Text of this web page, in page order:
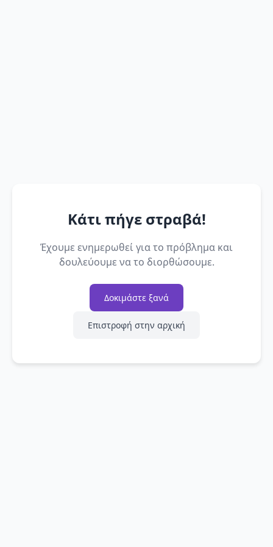
Κάτι πήγε στραβά!
Έχουμε ενημερωθεί για το πρόβλημα και
δουλεύουμε να το διορθώσουμε.
Δοκιμάστε ξανά
Επιστροφή στην αρχική